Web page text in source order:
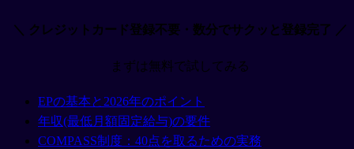
＼ クレジットカード登録不要・数分でサクッと登録完了 ／
まずは無料で試してみる
EPの基本と2026年のポイント
年収(最低月額固定給与)の要件
COMPASS制度：40点を取るための実務